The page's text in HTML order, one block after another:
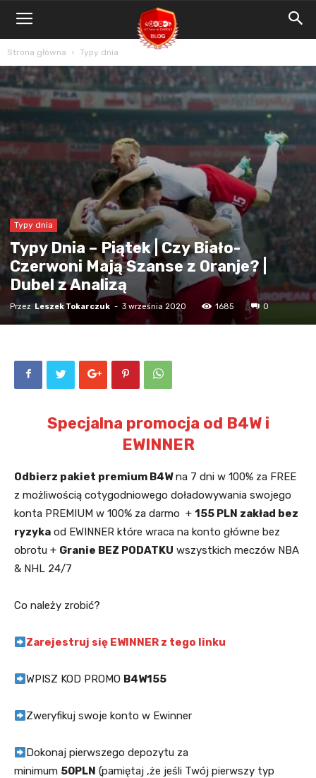
Blog
Strona główna Typy dnia
Typy dnia
Typy Dnia – Piątek | Czy Biało-
Czerwoni Mają Szanse z Oranje? |
Dubel z Analizą
Przez Leszek Tokarczuk - 3 września 2020 1685 0
Specjalna promocja od B4W i
EWINNER
Odbierz pakiet premium B4Wna 7 dni w 100% za FREE
z możliwością cotygodniowego doładowywania swojego
konta PREMIUM w 100% za darmo + 155 PLN zakład bez
ryzyka od EWINNER które wraca na konto główne bez
obrotu + Granie BEZ PODATKU wszystkich meczów NBA
& NHL 24/7
Co należy zrobić?
Zarejestruj się EWINNER z tego linku
WPISZ KOD PROMO B4W155
Zweryfikuj swoje konto w Ewinner
Dokonaj pierwszego depozytu za
minimum 50PLN (pamiętaj ,że jeśli Twój pierwszy typ